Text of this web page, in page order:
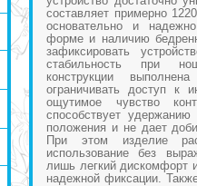
составляет примерно
основательно и
форме и наличию
зафиксировать
стабильность при
конструкции
ограничивать доступ к
ощутимое чувство
способствует удержанию
положения и не дает
При этом изделие
использование без
лишь легкий дискомфорт
надежной фиксации.